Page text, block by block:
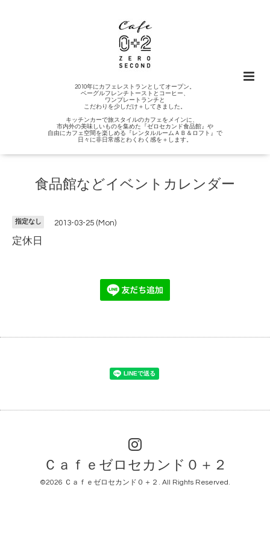
2010年にカフェレストランとしてオープン。
ベーグルフレンチトーストとコーヒー、
ワンプレートランチと
こだわりを少しだけ＋してきました。
キッチンカーで旅スタイルのカフェをメインに、
市内外の美味しいものを集めた『ゼロセカンド食品館』や
自由にカフェ空間を楽しめる『レンタルルームＡＢ＆ロフト』で
日々に非日常感とわくわく感を＋します。
食品館などイベントカレンダー
指定なし 2013-03-25 (Mon)
定休日
Ｃａｆｅゼロセカンド０＋２
©2026 Ｃａｆｅゼロセカンド０＋２ . All Rights Reserved.